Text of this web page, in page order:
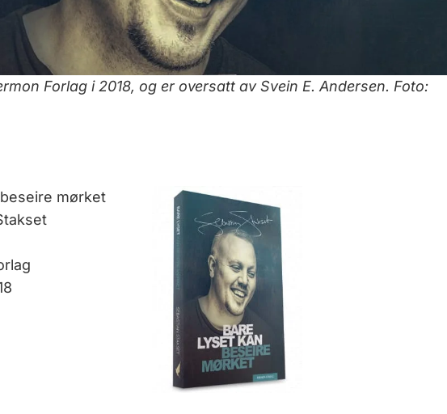
Forlag i 2018, og er oversatt av Svein E. Andersen. Foto:
mørket